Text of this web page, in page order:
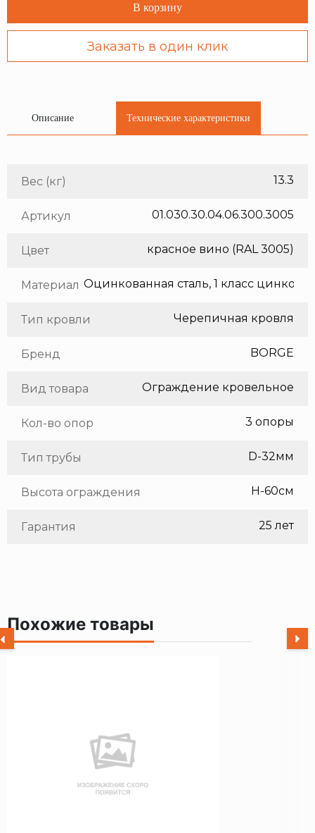
В корзину
Заказать в один клик
Описание Технические характеристики
Вес (кг) 13.3
Артикул 01.030.30.04.06.300.3005
Цвет красное вино (RAL 3005)
Материал
Тип кровли Черепичная кровля
Бренд BORGE
Вид товара Ограждение кровельное
Кол-во опор 3 опоры
Тип трубы D-32мм
Высота ограждения H-60см
Гарантия 25 лет
Похожие товары